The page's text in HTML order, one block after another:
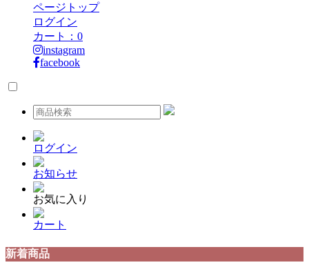
ページトップ
ログイン
カート： 0
instagram
facebook
ログイン
お知らせ
お気に入り
カート
新着商品